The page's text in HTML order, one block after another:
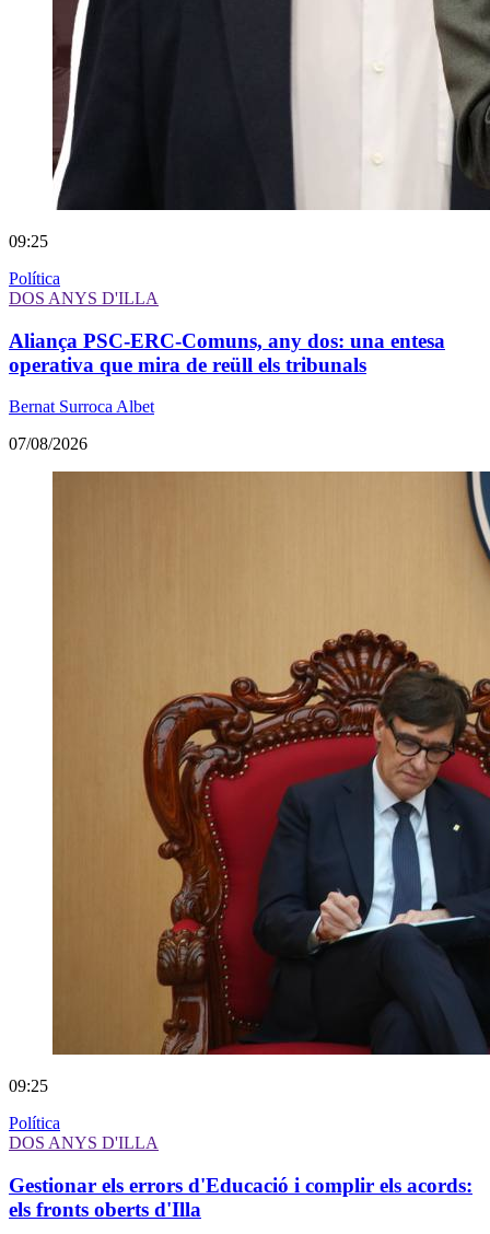
09:25
Política
DOS ANYS D'ILLA
Aliança PSC-ERC-Comuns, any dos: una entesa
operativa que mira de reüll els tribunals
Bernat Surroca Albet
07/08/2026
09:25
Política
DOS ANYS D'ILLA
Gestionar els errors d'Educació i complir els acords:
els fronts oberts d'Illa